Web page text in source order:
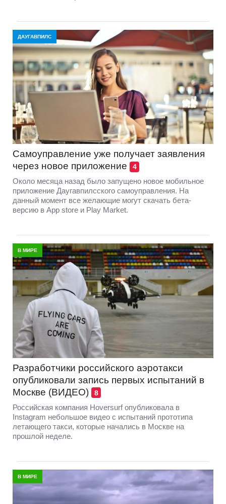
ДАУГАВПИЛС
Самоуправление уже получает заявления
через новое приложение
4
Около месяца назад было запущено новое мобильное
приложение Даугавпилсского самоуправления. На
данный момент все желающие могут скачать бета-
версию в App store и Play Market.
В МИРЕ
Разработчики российского аэротакси
опубликовали запись первых испытаний в
Москве (ВИДЕО)
8
Российская компания Hoversurf опубликовала в
Instagram небольшое видео с испытаний прототипа
летающего такси, которые начались в Москве на
прошлой неделе.
В МИРЕ